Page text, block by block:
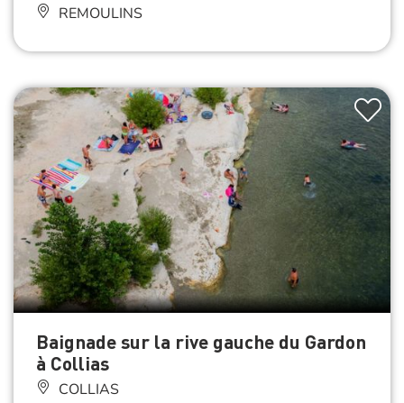
REMOULINS
Baignade sur la rive gauche du Gardon
à Collias
COLLIAS